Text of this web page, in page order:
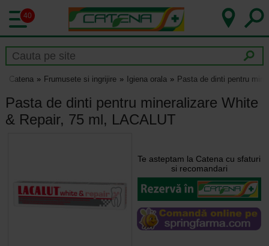
40
Catena Frumusete si ingrijire Igiena orala Pasta de dinti pentru
Pasta de dinti pentru mineralizare White
& Repair, 75 ml, LACALUT
Te asteptam la Catena cu sfaturi
si recomandari